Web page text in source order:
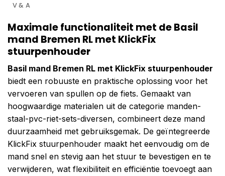
V & A
Maximale functionaliteit met de Basil
mand Bremen RL met KlickFix
stuurpenhouder
Basil mand Bremen RL met KlickFix stuurpenhouder
biedt een robuuste en praktische oplossing voor het
vervoeren van spullen op de fiets. Gemaakt van
hoogwaardige materialen uit de categorie manden-
staal-pvc-riet-sets-diversen, combineert deze mand
duurzaamheid met gebruiksgemak. De geïntegreerde
KlickFix stuurpenhouder maakt het eenvoudig om de
mand snel en stevig aan het stuur te bevestigen en te
verwijderen, wat flexibiliteit en efficiëntie toevoegt aan